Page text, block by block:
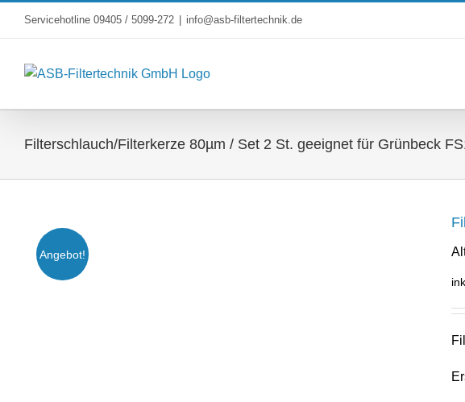
Servicehotline 09405 / 5099-272 info@asb-filtertechnik.de
Filterschlauch/Filterkerze 80µm / Set 2 St. geeignet für Grünbeck
Angebot!